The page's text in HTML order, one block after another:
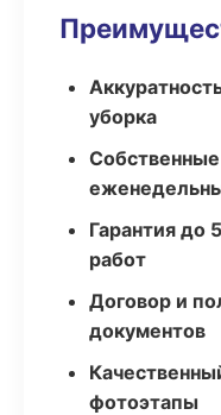
уборка
Гарантия до
работ
Договор и
документов
фотоэтапы